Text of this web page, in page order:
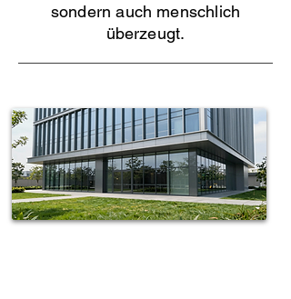
sondern auch menschlich
überzeugt.